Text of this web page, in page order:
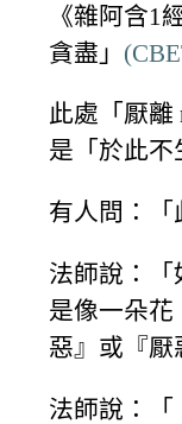
《雜阿含1
貪盡」
此處「厭
是「於此不
有人問：「
法師說：
是像一朵
惡』或『厭
法師說：「